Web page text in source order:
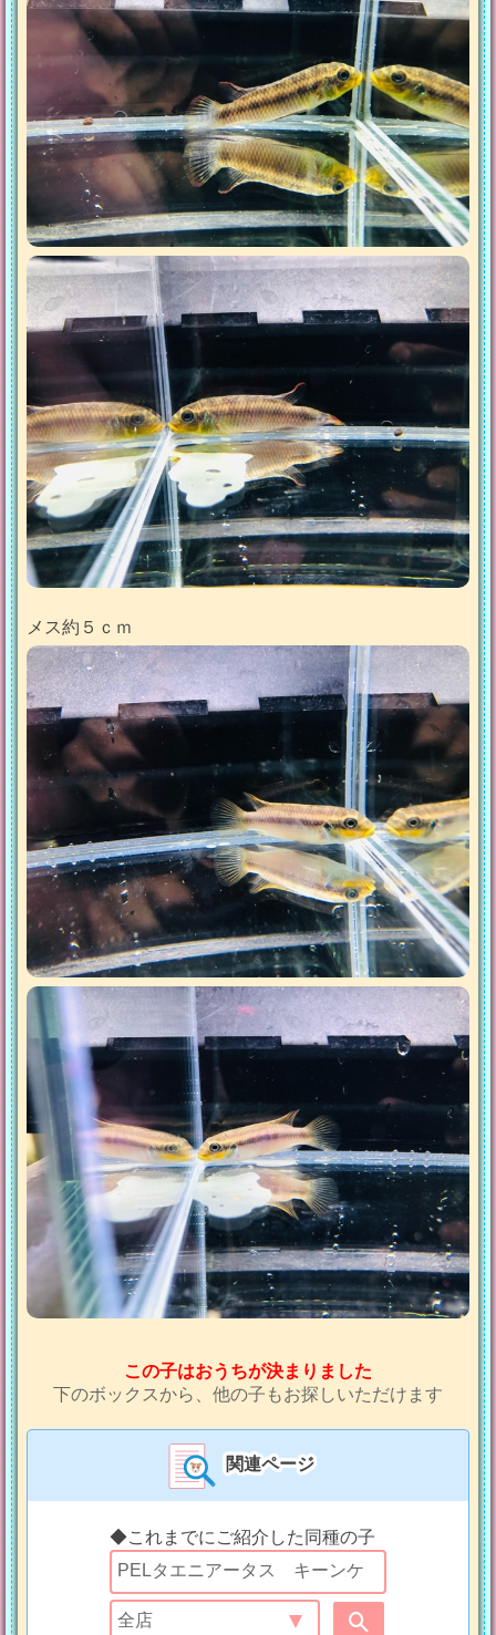
メス約５ｃｍ
この子はおうちが決まりました
下のボックスから、他の子もお探しいただけます
関連ページ
◆これまでにご紹介した同種の子